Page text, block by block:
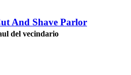
And Shave Parlor
del vecindario